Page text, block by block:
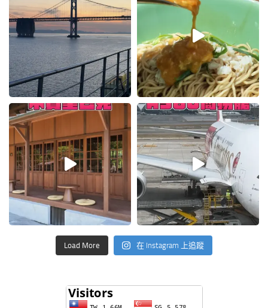
Load More 在 Instagram 上追蹤